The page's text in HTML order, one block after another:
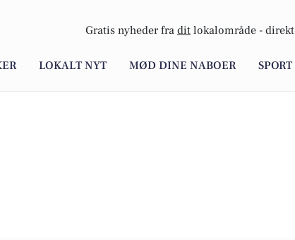
Gratis nyheder fra dit lokalområde -
LOKALT NYT MØD DINE NABOER SPORT